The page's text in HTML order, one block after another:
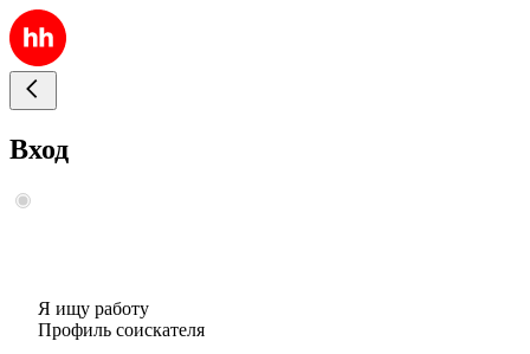
Вход
Я ищу работу
Профиль соискателя